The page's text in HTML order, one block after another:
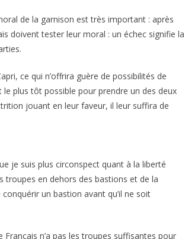
de la garnison est très important : après
doivent tester leur moral : un échec signifie la
ce qui n’offrira guère de possibilités de
plus tôt possible pour prendre un des deux
jouant en leur faveur, il leur suffira de
je suis plus circonspect quant à la liberté
troupes en dehors des bastions et de la
un bastion avant qu’il ne soit
n’a pas les troupes suffisantes pour